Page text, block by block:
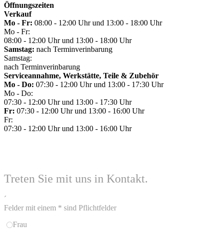
Öffnungszeiten
Verkauf
Mo - Fr: 08:00 - 12:00 Uhr und 13:00 - 18:00 Uhr
Mo - Fr:
08:00 - 12:00 Uhr und 13:00 - 18:00 Uhr
Samstag: nach Terminverinbarung
Samstag:
nach Terminverinbarung
Serviceannahme, Werkstätte, Teile & Zubehör
Mo - Do: 07:30 - 12:00 Uhr und 13:00 - 17:30 Uhr
Mo - Do:
07:30 - 12:00 Uhr und 13:00 - 17:30 Uhr
Fr: 07:30 - 12:00 Uhr und 13:00 - 16:00 Uhr
Fr:
07:30 - 12:00 Uhr und 13:00 - 16:00 Uhr
Treten Sie mit uns in Kontakt.
´
Felder mit einem * sind Pflichtfelder
Frau